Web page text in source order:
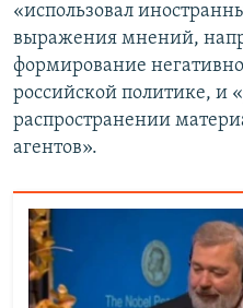
«использовал
выражения мнений,
формирование
российской политике, и
распространении
агентов».